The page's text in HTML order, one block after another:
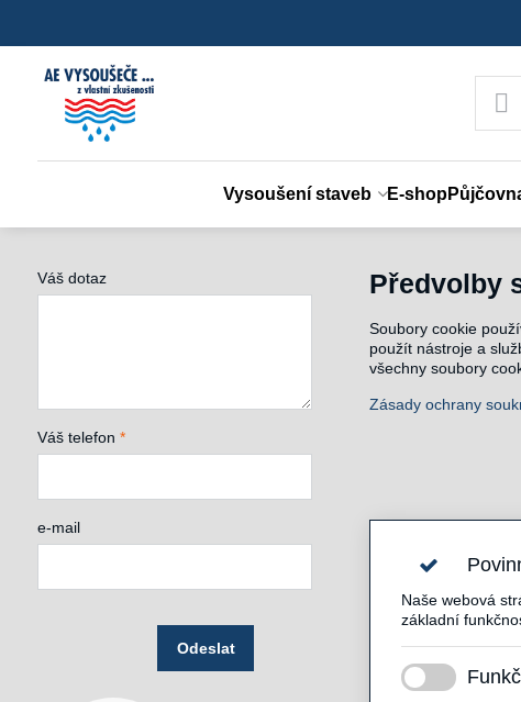
Vysoušení staveb E-shop
Předvolby
Soubory cookie
použít nástroje a
všechny soubory
Zásady ochrany
Naše webová
základní
Váš dotaz
Váš telefon *
e-mail
Odeslat